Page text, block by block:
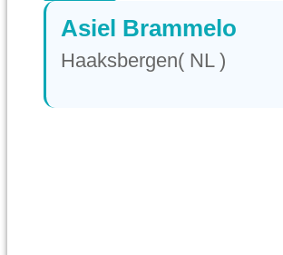
Asiel Brammelo
Haaksbergen( NL )